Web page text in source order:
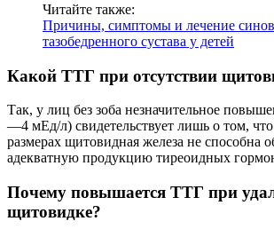
Читайте также:
Причины, симптомы и лечение
тазобедренного сустава у детей
Какой ТТГ при отсутствии
Так, у лиц без зоба незначительное
—4 мЕд/л) свидетельствует лишь о том,
размерах щитовидная железа не способна
адекватную продукцию тиреоидных
Почему повышается ТТГ при
щитовидке?